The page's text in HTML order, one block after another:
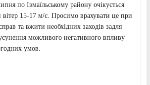
по Ізмаїльському району очікується
вітер 15-17 м/с. Просимо врахувати це при
та вжити необхідних заходів задля
можливого негативного впливу
умов.